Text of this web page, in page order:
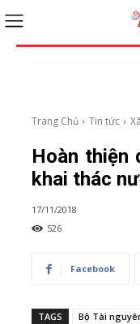
Trang Chủ Tin tức
Hoàn thiện
khai thác
17/11/2018
526
Facebook
TAGS
Bộ Tài